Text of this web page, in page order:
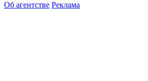
Об агентстве Реклама